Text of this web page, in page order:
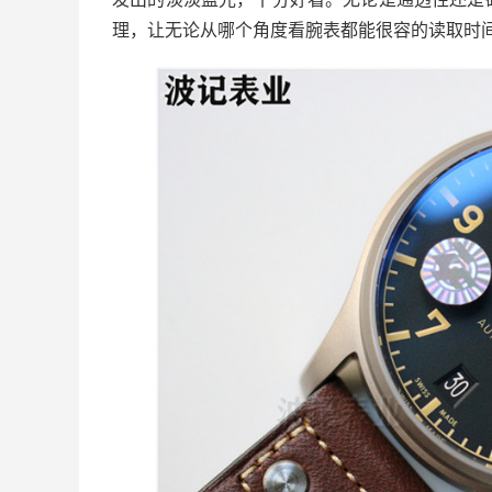
理，让无论从哪个角度看腕表都能很容的读取时